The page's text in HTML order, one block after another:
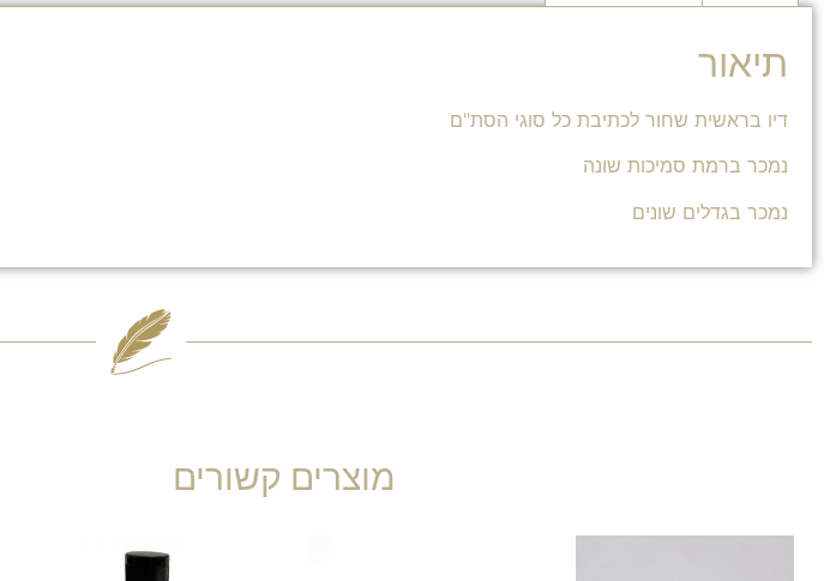
תיאור
דיו בראשית שחור לכתיבת כל סוגי הסת"ם
נמכר ברמת סמיכות שונה
נמכר בגדלים שונים
מוצרים קשורים